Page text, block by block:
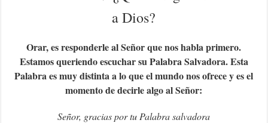
a Dios?
Orar, es responderle al Señor que nos habla primero.
Estamos queriendo escuchar su Palabra Salvadora. Esta
Palabra es muy distinta a lo que el mundo nos ofrece y es el
momento de decirle algo al Señor:
Señor, gracias por tu Palabra salvadora